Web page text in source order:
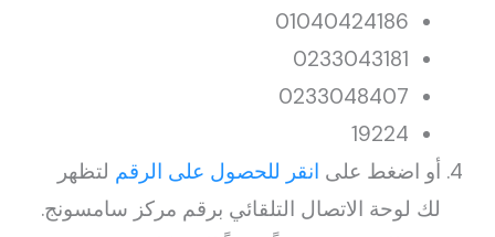
01040424186
0233043181
0233048407
19224
أو اضغط على انقر للحصول على الرقم لتظهر
لك لوحة الاتصال التلقائي برقم مركز سامسونج.